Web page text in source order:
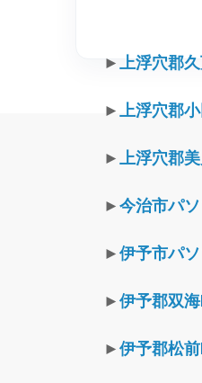
►上浮穴郡
►上浮穴郡
► 上浮穴郡
►今治市パ
►伊予市パ
►伊予郡双
►伊予郡松